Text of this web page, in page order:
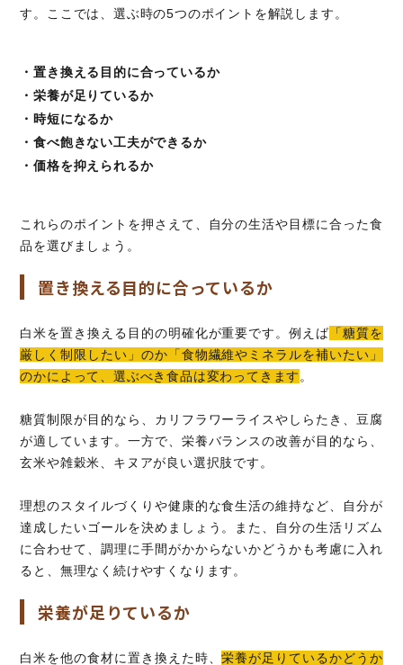
す。ここでは、選ぶ時の5つのポイントを解説します。
・置き換える目的に合っているか
・栄養が足りているか
・時短になるか
・食べ飽きない工夫ができるか
・価格を抑えられるか
これらのポイントを押さえて、自分の生活や目標に合った食
品を選びましょう。
置き換える目的に合っているか
白米を置き換える目的の明確化が重要です。例えば「糖質を
厳しく制限したい」のか「食物繊維やミネラルを補いたい」
のかによって、選ぶべき食品は変わってきます 。
糖質制限が目的なら、カリフラワーライスやしらたき、豆腐
が適しています。一方で、栄養バランスの改善が目的なら、
玄米や雑穀米、キヌアが良い選択肢です。
理想のスタイルづくりや健康的な食生活の維持など、自分が
達成したいゴールを決めましょう。また、自分の生活リズム
に合わせて、調理に手間がかからないかどうかも考慮に入れ
ると、無理なく続けやすくなります。
栄養が足りているか
白米を他の食材に置き換えた時、栄養が足りているかどうか